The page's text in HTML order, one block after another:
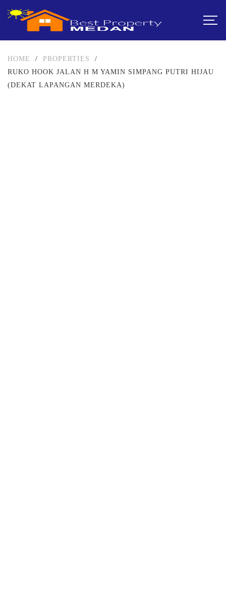
HOME / PROPERTIES
/
RUKO HOOK JALAN H M YAMIN SIMPANG PUTRI HIJAU
(DEKAT LAPANGAN MERDEKA)